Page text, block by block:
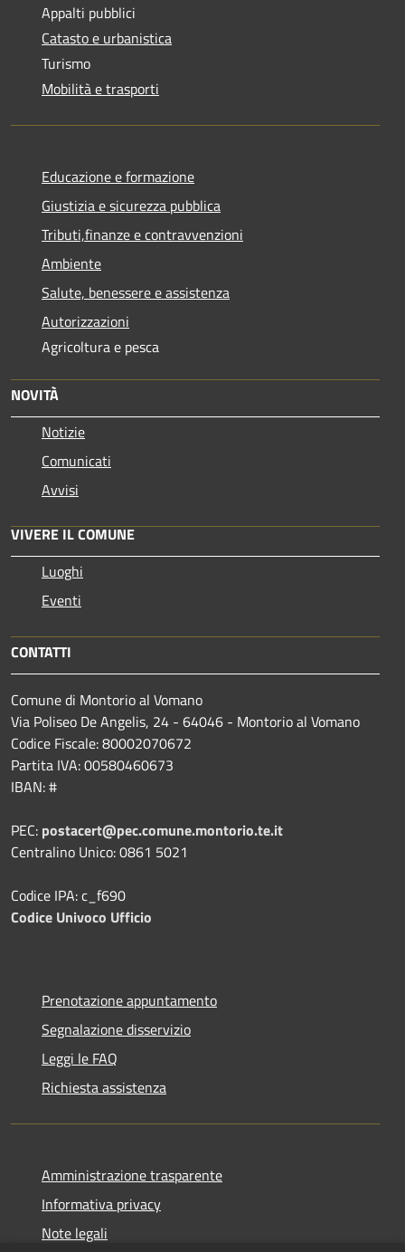
Appalti pubblici
Catasto e urbanistica
Turismo
Mobilità e trasporti
Educazione e formazione
Giustizia e sicurezza pubblica
Tributi,finanze e contravvenzioni
Ambiente
Salute, benessere e assistenza
Autorizzazioni
Agricoltura e pesca
NOVITÀ
Notizie
Comunicati
Avvisi
VIVERE IL COMUNE
Luoghi
Eventi
CONTATTI
Comune di Montorio al Vomano
Via Poliseo De Angelis, 24 - 64046 - Montorio al Vomano
Codice Fiscale: 80002070672
Partita IVA: 00580460673
IBAN: #
PEC: postacert@pec.comune.montorio.te.it
Centralino Unico: 0861 5021
Codice IPA: c_f690
Codice Univoco Ufficio
Prenotazione appuntamento
Segnalazione disservizio
Leggi le FAQ
Richiesta assistenza
Amministrazione trasparente
Informativa privacy
Note legali